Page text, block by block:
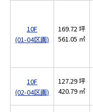
10F
(01-04区画)
169.72 坪
561.05 ㎡
10F
(02-04区画)
127.29 坪
420.79 ㎡